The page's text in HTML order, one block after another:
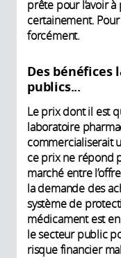
prête pour l’avoir
certainement.
forcément.
Des bénéfices
publics...
Le prix dont il est
laboratoire
commercialiserait
ce prix ne répond
marché entre
la demande des
système de
médicament est
le secteur public
risque financier